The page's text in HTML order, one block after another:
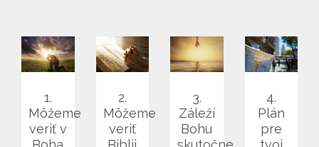
1.
Môžeme
veriť v
2.
Môžeme
veriť
3.
Záleží
Bohu
4.
Plán
pre